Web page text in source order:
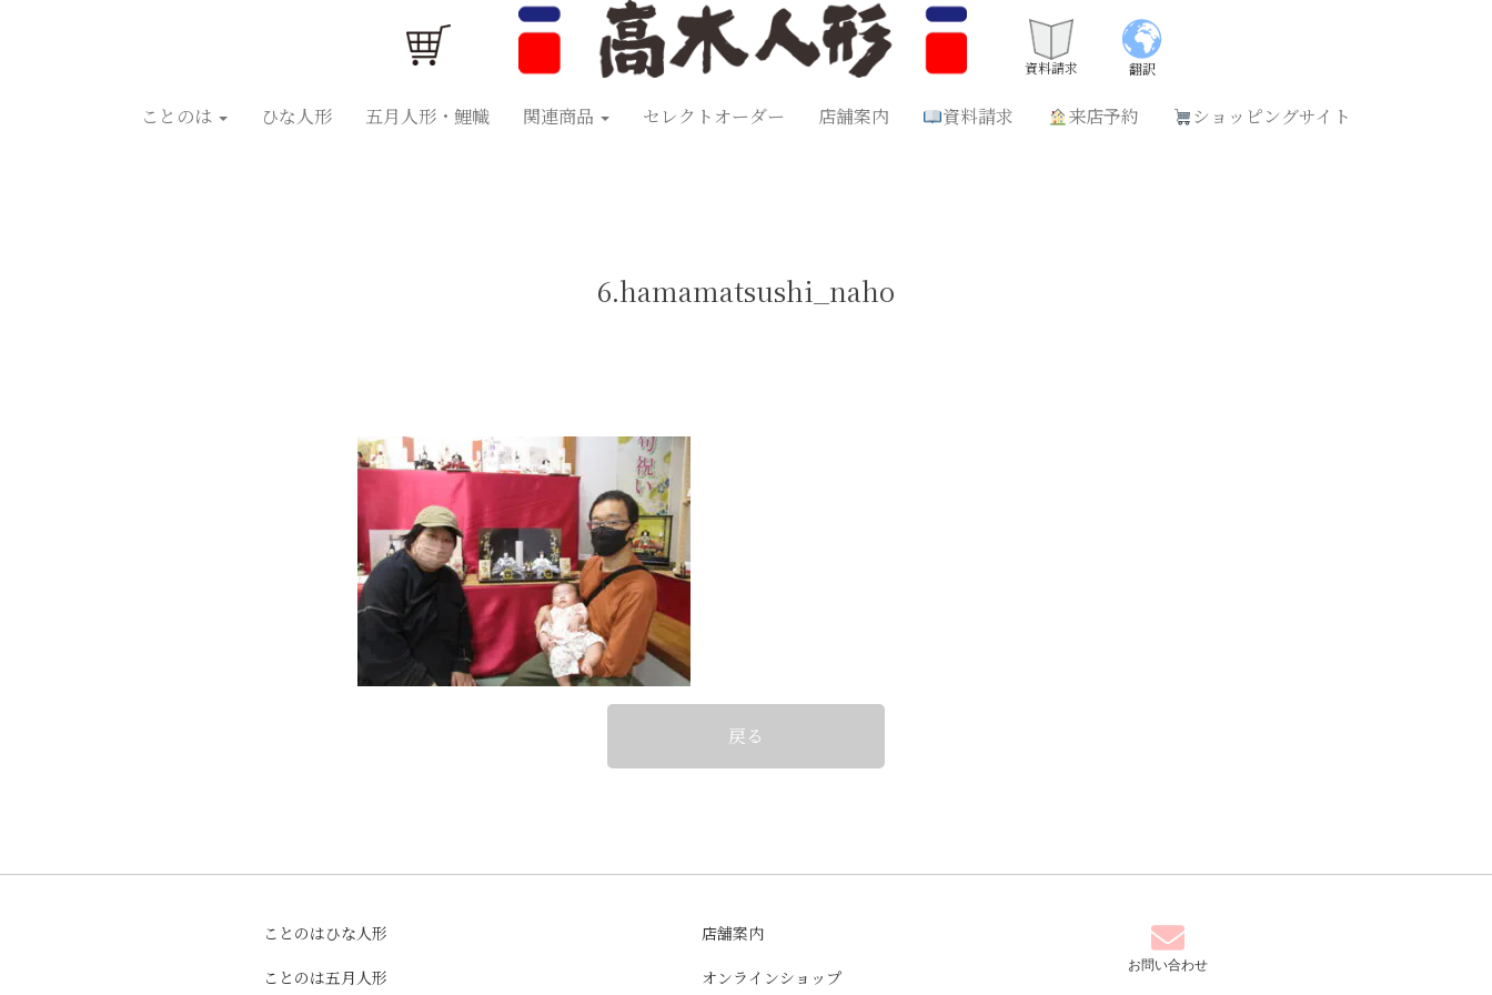
ことのは五月人形 お正月飾り お祝い品 セレクトオーダー 来店予約
資料請求 翻訳
ことのは ひな人形 五月人形・鯉幟 関連商品 セレクトオーダー 店舗案内 資料請求 来店予約 ショッピングサイト
6.hamamatsushi_naho
戻る
ことのはひな人形
ことのは五月人形
店舗案内
オンラインショップ
お問い合わせ